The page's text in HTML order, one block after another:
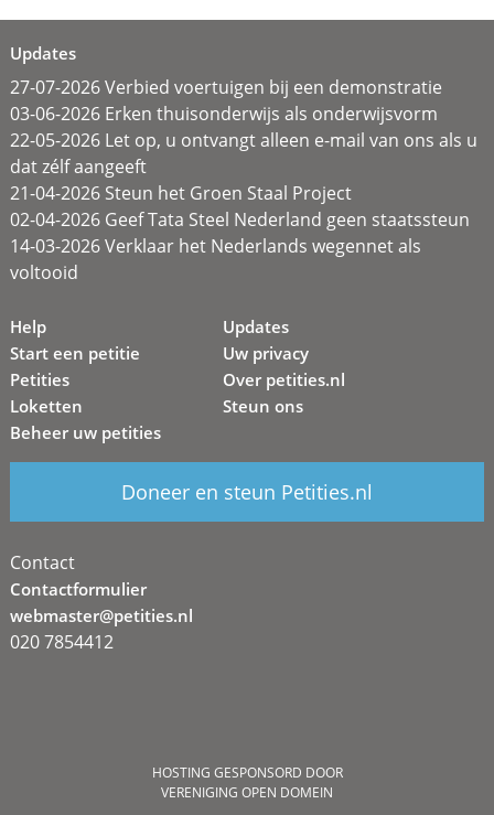
Updates
27-07-2026 Verbied voertuigen bij een demonstratie
03-06-2026 Erken thuisonderwijs als onderwijsvorm
22-05-2026 Let op, u ontvangt alleen e-mail van ons als u
dat zélf aangeeft
21-04-2026 Steun het Groen Staal Project
02-04-2026 Geef Tata Steel Nederland geen staatssteun
14-03-2026 Verklaar het Nederlands wegennet als
voltooid
Help
Start een petitie
Petities
Loketten
Beheer uw petities
Updates
Uw privacy
Over petities.nl
Steun ons
Doneer en steun Petities.nl
Contact
Contactformulier
webmaster@petities.nl
020 7854412
HOSTING GESPONSORD DOOR
VERENIGING OPEN DOMEIN